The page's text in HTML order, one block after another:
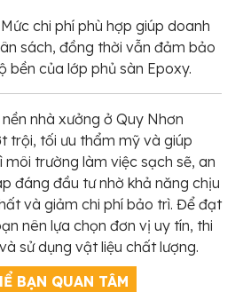
Mức chi phí phù hợp giúp doanh
sách, đồng thời vẫn đảm bảo
bền của lớp phủ sàn Epoxy.
nhà xưởng ở Quy Nhơn
trội, tối ưu thẩm mỹ và giúp
trường làm việc sạch sẽ, an
đáng đầu tư nhờ khả năng chịu
và giảm chi phí bảo trì. Để đạt
nên lựa chọn đơn vị uy tín, thi
sử dụng vật liệu chất lượng.
BẠN QUAN TÂM